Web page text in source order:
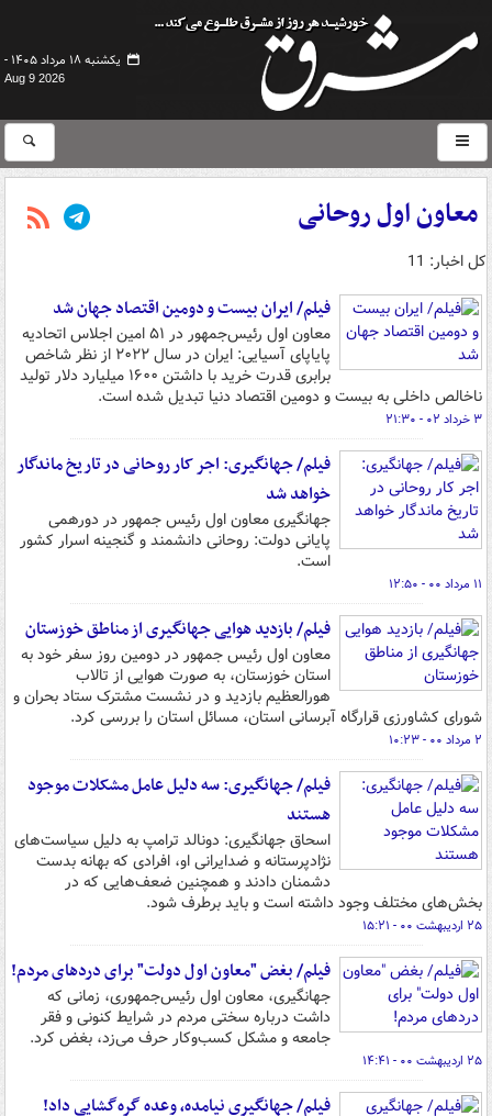
یکشنبه ۱۸ مرداد ۱۴۰۵ -
Aug 9 2026
معاون اول روحانی
کل اخبار: 11
فیلم/ ایران بیست و دومین اقتصاد جهان شد
معاون اول رئیس‌جمهور در ۵۱ امین اجلاس اتحادیه
پایاپای آسیایی: ایران در سال ۲۰۲۲ از نظر شاخص
برابری قدرت خرید با داشتن ۱۶۰۰ میلیارد دلار تولید
ناخالص داخلی به بیست و دومین اقتصاد دنیا تبدیل شده است.
۳ خرداد ۰۲ - ۲۱:۳۰
فیلم/ جهانگیری: اجر کار روحانی در تاریخ ماندگار
خواهد شد
جهانگیری معاون اول رئیس جمهور در دورهمی
پایانی دولت: روحانی دانشمند و گنجینه اسرار کشور
است.
۱۱ مرداد ۰۰ - ۱۲:۵۰
فیلم/ بازدید هوایی جهانگیری از مناطق خوزستان
معاون اول رئیس جمهور در دومین روز سفر خود به
استان خوزستان، به صورت هوایی از تالاب
هورالعظیم بازدید و در نشست مشترک ستاد بحران و
شورای کشاورزی قرارگاه آبرسانی استان، مسائل استان را بررسی کرد.
۲ مرداد ۰۰ - ۱۰:۲۳
فیلم/ جهانگیری: سه دلیل عامل مشکلات موجود
هستند
اسحاق جهانگیری: دونالد ترامپ به دلیل سیاست‌های
نژادپرستانه و ضدایرانی او، افرادی که بهانه بدست
دشمنان دادند و همچنین ضعف‌هایی که در
بخش‌های مختلف وجود داشته است و باید برطرف شود.
۲۵ اردیبهشت ۰۰ - ۱۵:۲۱
فیلم/ بغض "معاون اول دولت" برای دردهای مردم!
جهانگیری، معاون اول رئیس‌جمهوری، زمانی که
داشت درباره سختی مردم در شرایط کنونی و فقر
جامعه و مشکل کسب‌وکار حرف می‌زد، بغض کرد.
۲۵ اردیبهشت ۰۰ - ۱۴:۴۱
فیلم/ جهانگیری نیامده، وعده گره‌گشایی داد!